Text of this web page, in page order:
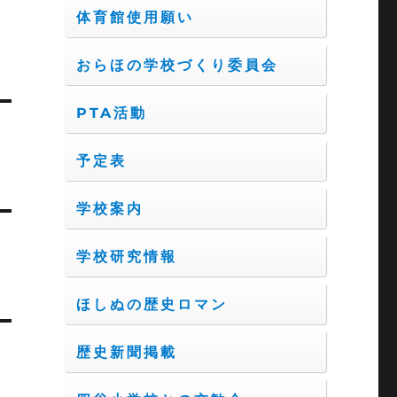
体育館使用願い
おらほの学校づくり委員会
PTA活動
予定表
学校案内
学校研究情報
ほしぬの歴史ロマン
歴史新聞掲載